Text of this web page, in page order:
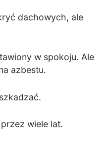
dachowych, ale
w spokoju. Ale
azbestu.
wiele lat.